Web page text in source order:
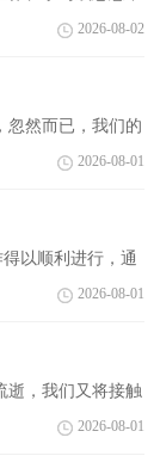
可以全面地、系统
2026-08-02
忽然而已，我们的
，让我们一起来学
2026-08-01
以顺利进行，通
法计划。那么什么
2026-08-01
逝，我们又将接触
让我们制定一份计
2026-08-01